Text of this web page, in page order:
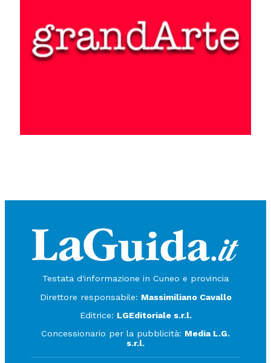
Testata d'informazione in Cuneo e provincia
Direttore responsabile: Massimiliano Cavallo
Editrice: LGEditoriale s.r.l.
Concessionario per la pubblicità: Media L.G.
s.r.l.